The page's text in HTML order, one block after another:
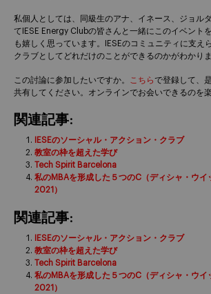
私個人としては、同級生のアナ、イネース、ジョル
てIESE Energy Clubの皆さんと一緒にこのイベント
も嬉しく思っています。IESEのコミュニティに支え
クラブとしてどれだけのことができるのかがわかりま
この討論に参加したいですか。 こちらで登録して、
共有してください。オンラインでお会いできるのを
関連記事:
IESEのソーシャル・アクション・クラブ
教室の枠を超えた学び
Tech Spirit Barcelona
私のMBAを形成した５つのC（ディシャ・ウイ
2021）
関連記事:
IESEのソーシャル・アクション・クラブ
教室の枠を超えた学び
Tech Spirit Barcelona
私のMBAを形成した５つのC（ディシャ・ウイ
2021）